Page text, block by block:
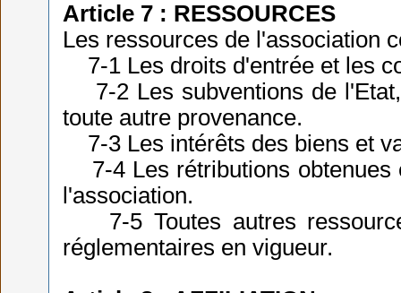
Article 7 : RESSOURCES
Les ressources de l'association
7-1 Les droits d'entrée et les
7-2 Les subventions de
toute autre provenance.
7-3 Les intérêts des biens et
7-4 Les rétributions obtenues
l'association.
7-5 Toutes autres
réglementaires en vigueur.